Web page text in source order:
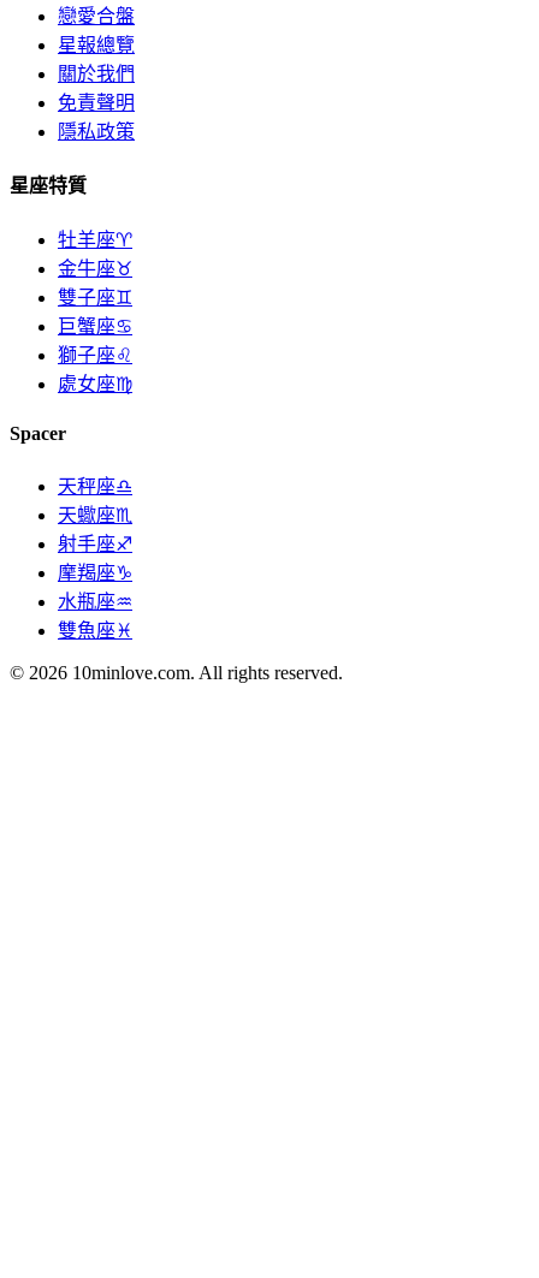
戀愛合盤
星報總覽
關於我們
免責聲明
隱私政策
星座特質
牡羊座♈
金牛座♉
雙子座♊
巨蟹座♋
獅子座♌
處女座♍
Spacer
天秤座♎
天蠍座♏
射手座♐
摩羯座♑
水瓶座♒
雙魚座♓
© 2026 10minlove.com. All rights reserved.